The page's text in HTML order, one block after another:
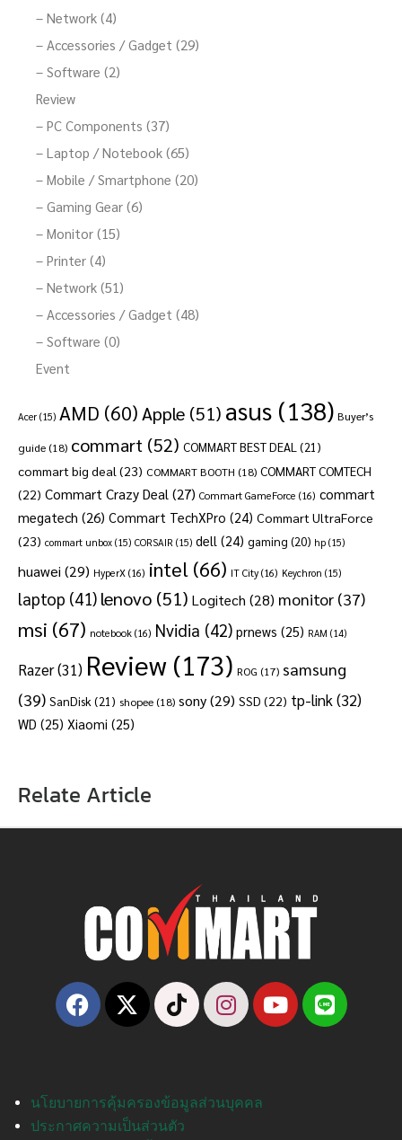
– Network (4)
– Accessories / Gadget (29)
– Software (2)
Review
– PC Components (37)
– Laptop / Notebook (65)
– Mobile / Smartphone (20)
– Gaming Gear (6)
– Monitor (15)
– Printer (4)
– Network (51)
– Accessories / Gadget (48)
– Software (0)
Event
Acer (15) AMD (60)Apple (51) asus (138) Buyer’s
guide (18) commart (52) COMMART BEST DEAL (21)
commart big deal (23) COMMART BOOTH (18) COMMART COMTECH
(22) Commart Crazy Deal (27) Commart GameForce (16) commart
megatech (26) Commart TechXPro (24) Commart UltraForce
(23) commart unbox (15) CORSAIR (15) dell (24) gaming (20) hp (15)
huawei (29) HyperX (16) intel (66) IT City (16) Keychron (15)
laptop (41) lenovo (51) Logitech (28) monitor (37)
msi (67) notebook (16) Nvidia (42) prnews (25) RAM (14)
Razer(31) Review (173) ROG (17) samsung
(39) SanDisk (21) shopee (18) sony(29) SSD (22) tp-link(32)
WD (25) Xiaomi (25)
Relate Article
นโยบายการคุ้มครองข้อมูลส่วนบุคคล
ประกาศความเป็นส่วนตัว